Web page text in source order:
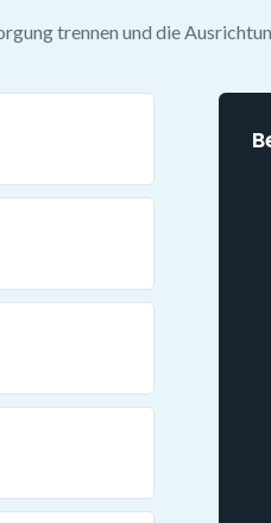
trennen und die